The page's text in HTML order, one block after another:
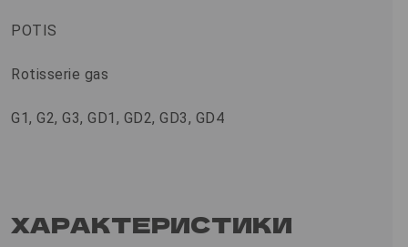
POTIS
Rotisserie gas
G1, G2, G3, GD1, GD2, GD3, GD4
ХАРАКТЕРИСТИКИ